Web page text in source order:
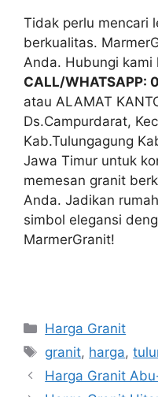
Tidak perlu mencari
berkualitas.
Anda. Hubungi kami
CALL/
atau ALAMAT
Ds.Campurdarat,
Kab.Tulungagung
Jawa Timur untuk
memesan granit
Anda. Jadikan
simbol elegansi
MarmerGranit!
Kategori
Harga Granit
Tag
granit, harga,
Harga Granit